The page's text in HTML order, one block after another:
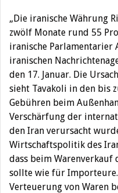
„Die iranische Währung
zwölf Monate rund 55
iranische Parlamentarier
iranischen
den 17. Januar. Die
sieht Tavakoli in den bis
Gebühren beim
Verschärfung der
den Iran verursacht
Wirtschaftspolitik des
dass beim Warenverkauf
sollte wie für Importeure.
Verteuerung von Waren